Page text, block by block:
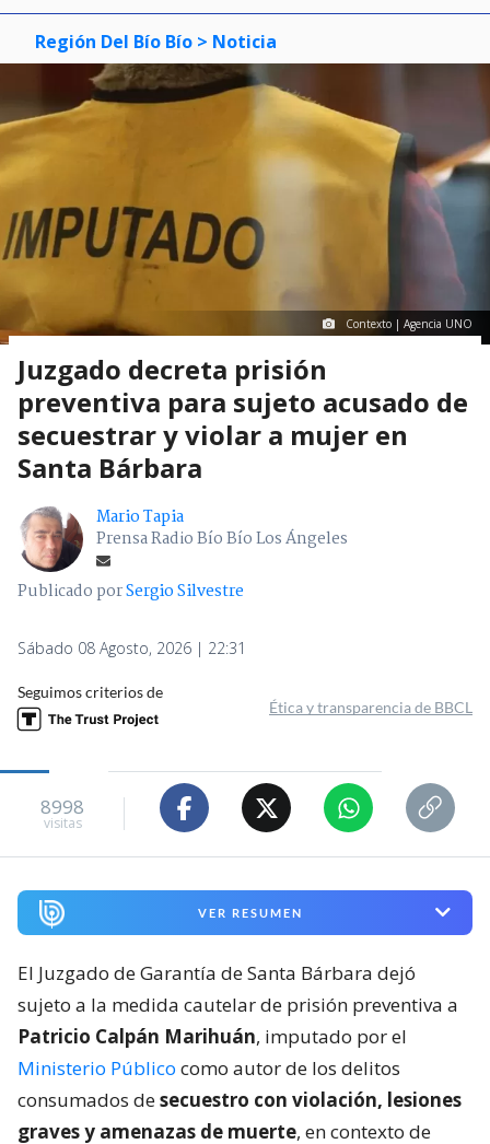
Región Del Bío Bío > Noticia
Contexto | Agencia UNO
Juzgado decreta prisión
preventiva para sujeto acusado de
secuestrar y violar a mujer en
Santa Bárbara
Mario Tapia
Prensa Radio Bío Bío Los Ángeles
Publicado porSergio Silvestre
Sábado 08 Agosto, 2026 | 22:31
Seguimos criterios de
Ética y transparencia de BBCL
8998
visitas
VER RESUMEN
El Juzgado de Garantía de Santa Bárbara dejó
sujeto a la medida cautelar de prisión preventiva a
Patricio Calpán Marihuán, imputado por el
Ministerio Público como autor de los delitos
consumados desecuestro con violación, lesiones
graves y amenazas de muerte, en contexto de